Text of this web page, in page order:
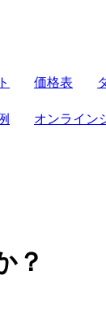
価格表
オンライン
？